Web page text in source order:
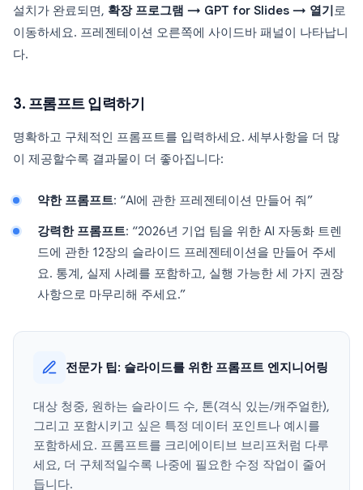
설치가 완료되면, 확장 프로그램 → GPT for Slides → 열기 로
이동하세요. 프레젠테이션 오른쪽에 사이드바 패널이 나타납니
다.
3. 프롬프트 입력하기
명확하고 구체적인 프롬프트를 입력하세요. 세부사항을 더 많
이 제공할수록 결과물이 더 좋아집니다:
약한 프롬프트: “AI에 관한 프레젠테이션 만들어 줘”
강력한 프롬프트: “2026년 기업 팀을 위한 AI 자동화 트렌
드에 관한 12장의 슬라이드 프레젠테이션을 만들어 주세
요. 통계, 실제 사례를 포함하고, 실행 가능한 세 가지 권장
사항으로 마무리해 주세요.”
전문가 팁: 슬라이드를 위한 프롬프트 엔지니어링
대상 청중, 원하는 슬라이드 수, 톤(격식 있는/캐주얼한),
그리고 포함시키고 싶은 특정 데이터 포인트나 예시를
포함하세요. 프롬프트를 크리에이티브 브리프처럼 다루
세요, 더 구체적일수록 나중에 필요한 수정 작업이 줄어
듭니다.